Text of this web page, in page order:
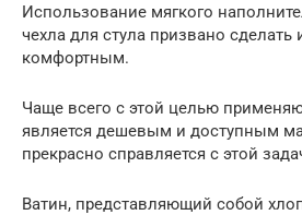
Использование мягкого
чехла для стула призвано
комфортным.
Чаще всего с этой целью
является дешевым и доступным
прекрасно справляется с этой
Ватин, представляющий собой